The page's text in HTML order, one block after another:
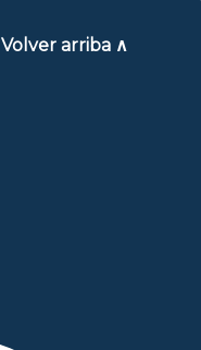
Volver arriba ∧